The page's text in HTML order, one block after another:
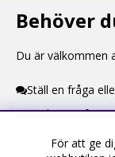
Behöver
Du är välkommen
Ställ en fråga
Kontaktuppgifter
För att ge